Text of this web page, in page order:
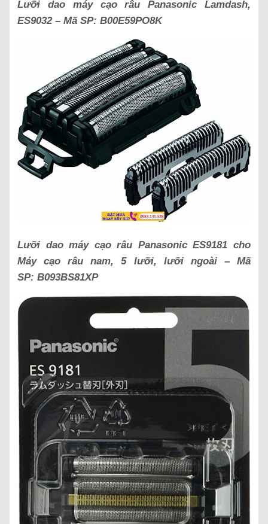
Lưỡi dao máy cạo râu Panasonic Lamdash,
ES9032 – Mã SP: B00E59PO8K
Lưỡi dao máy cạo râu Panasonic ES9181 cho
Máy cạo râu nam, 5 lưỡi, lưỡi ngoài – Mã
SP: B093BS81XP